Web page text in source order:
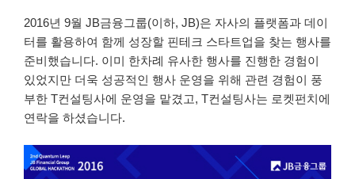
2016년 9월 JB금융그룹(이하, JB)은 자사의 플랫폼과 데이
터를 활용하여 함께 성장할 핀테크 스타트업을 찾는 행사를
준비했습니다. 이미 한차례 유사한 행사를 진행한 경험이
있었지만 더욱 성공적인 행사 운영을 위해 관련 경험이 풍
부한 T컨설팅사에 운영을 맡겼고, T컨설팅사는 로켓펀치에
연락을 하셨습니다.